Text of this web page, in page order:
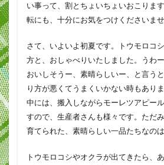
い事って、割とちょいちょいおこりま
転にも、十分にお気をつけくださいませ
さて、いよいよ初夏です。トウモロコ
方と、おしゃべりいたしました。うわ
おいしそうー、素晴らしいー、と言う
り方が悪くてうまくいかない時もあり
中には、搬入しながらモーレツアピー
すので、生産者さんも様々です。ただ
育てられた、素晴らしい一品たちなの
トウモロコシやオクラが出てきたら、